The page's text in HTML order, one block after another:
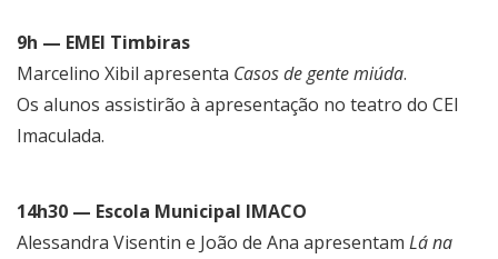
9h — EMEI Timbiras
Marcelino Xibil apresenta Casos de gente miúda.
Os alunos assistirão à apresentação no teatro do CEI
Imaculada.
14h30 — Escola Municipal IMACO
Alessandra Visentin e João de Ana apresentam Lá na